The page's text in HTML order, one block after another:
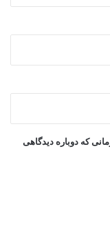
که دوباره دیدگاهی